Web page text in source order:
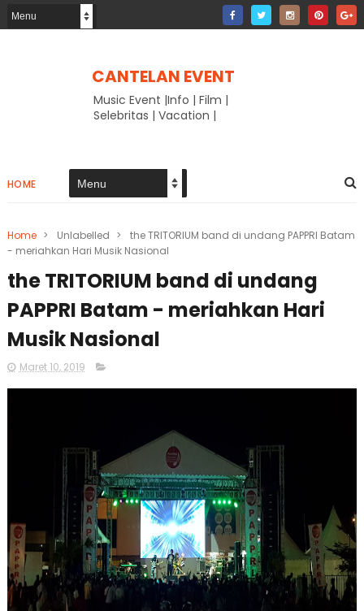
CANTELAN EVENT
Music Event |Info | Film |
Selebritas | Vacation |
HOME
Home > Unlabelled >
the TRITORIUM band di undang PAPPRI Batam
- meriahkan Hari Musik Nasional
the TRITORIUM band di undang
PAPPRI Batam - meriahkan Hari
Musik Nasional
Maret 10, 2019